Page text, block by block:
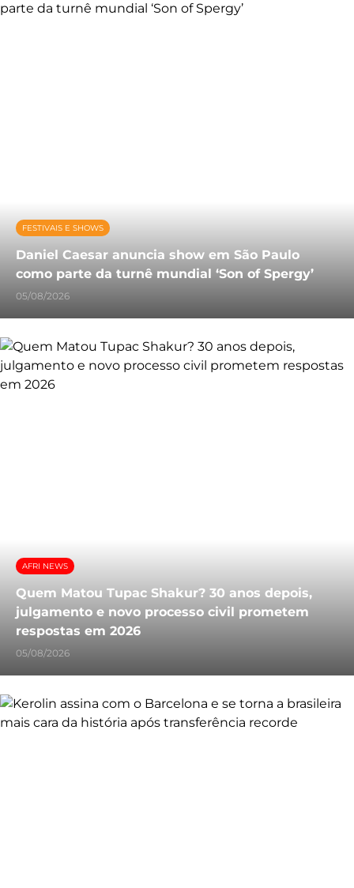
FESTIVAIS E SHOWS
Daniel Caesar anuncia show em São Paulo
como parte da turnê mundial ‘Son of Spergy’
05/08/2026
AFRI NEWS
Quem Matou Tupac Shakur? 30 anos depois,
julgamento e novo processo civil prometem
respostas em 2026
05/08/2026